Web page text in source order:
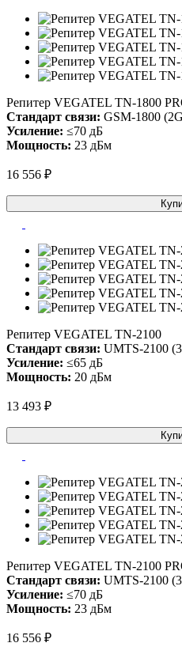
Репитер VEGATEL TN-1800
Стандарт связи: GSM-1800
Усиление: ≤70 дБ
Мощность: 23 дБм
16 556 ₽
Репитер VEGATEL TN-2100
Стандарт связи: UMTS-2100
Усиление: ≤65 дБ
Мощность: 20 дБм
13 493 ₽
Репитер VEGATEL TN-2100
Стандарт связи: UMTS-2100
Усиление: ≤70 дБ
Мощность: 23 дБм
16 556 ₽